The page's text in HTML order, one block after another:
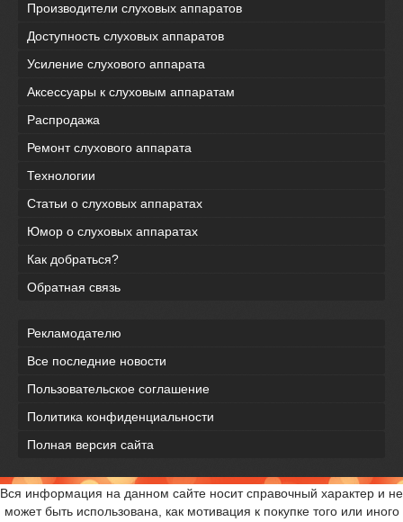
Производители слуховых аппаратов
Доступность слуховых аппаратов
Усиление слухового аппарата
Аксессуары к слуховым аппаратам
Распродажа
Ремонт слухового аппарата
Технологии
Статьи о слуховых аппаратах
Юмор о слуховых аппаратах
Как добраться?
Обратная связь
Рекламодателю
Все последние новости
Пользовательское соглашение
Политика конфиденциальности
Полная версия сайта
Вся информация на данном сайте носит справочный характер и не
может быть использована, как мотивация к покупке того или иного